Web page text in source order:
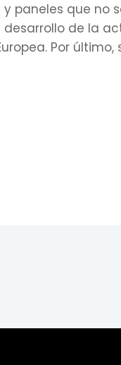
paneles que no
de la
Por